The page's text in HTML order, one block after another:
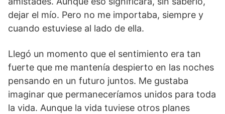
dejar el mío. Pero no me importaba, siempre y
cuando estuviese al lado de ella.
Llegó un momento que el sentimiento era tan
fuerte que me mantenía despierto en las noches
pensando en un futuro juntos. Me gustaba
imaginar que permaneceríamos unidos para toda
la vida. Aunque la vida tuviese otros planes